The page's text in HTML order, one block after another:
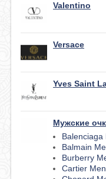
Valentino
Versace
Yves Saint
Мужские
Balenciaga
Balmain
Burberry
Cartier